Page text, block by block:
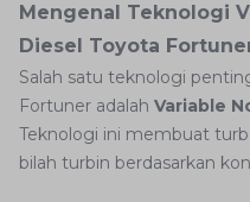
Mengenal Teknologi
Diesel Toyota
Salah satu teknologi
Fortuner adalah Variable
Teknologi ini membuat
bilah turbin berdasarkan